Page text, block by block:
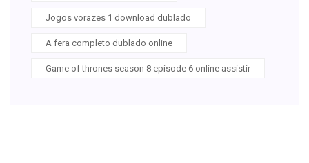
Jogos vorazes 1 download dublado
A fera completo dublado online
Game of thrones season 8 episode 6 online assistir